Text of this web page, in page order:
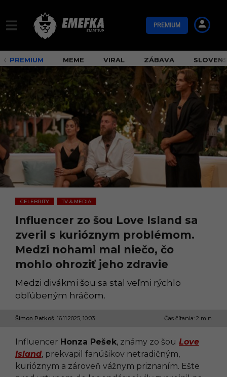
PREMIUM
PREMIUM MEME VIRAL ZÁBAVA
CELEBRITY
,
TV & MEDIA
Influencer zo šou Love Island sa
zveril s kurióznym problémom.
Medzi nohami mal niečo, čo
mohlo ohroziť jeho zdravie
Medzi divákmi šou sa stal veľmi rýchlo
obľúbeným hráčom.
Šimon Patkoš 16.11.2025, 10:03
1
1
1
.
2
0
Čas čítania: 2 min
Influencer Honza Pešek, známy zo šou Love
Island, prekvapil fanúšikov netradičným,
kurióznym a zároveň vážnym priznaním. Ešte